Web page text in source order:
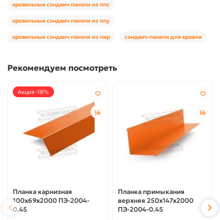
кровельные сэндвич панели из ппс
кровельные сэндвич панели из ппу
кровельные сэндвич панели из пир сэндвич-панели для кровли
Рекомендуем посмотреть
Акция -18%
Планка карнизная
100х69х2000 ПЭ-2004-
0.45
Планка примыкания
верхняя 250х147х2000
ПЭ-2004-0.45